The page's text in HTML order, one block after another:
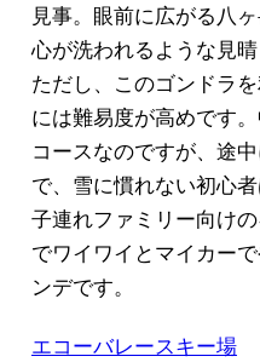
見事。眼前に広がる八
心が洗われるような見晴
ただし、このゴンドラ
には難易度が高めです
コースなのですが、途
で、雪に慣れない初心
子連れファミリー向け
でワイワイとマイカー
ンデです。
エコーバレースキー場